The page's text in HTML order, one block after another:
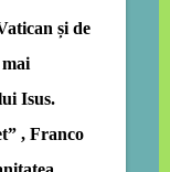
și de
Isus.
, Franco